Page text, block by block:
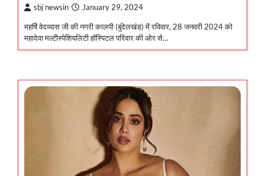
sbj newsin January 29, 2024
महर्षि वेदव्यास जी की नगरी कालपी (बुंदेलखंड) में रविवार, 28 जनवरी 2024 को
महादेवा मल्टीस्पेशियलिटी हॉस्पिटल परिवार की ओर से…